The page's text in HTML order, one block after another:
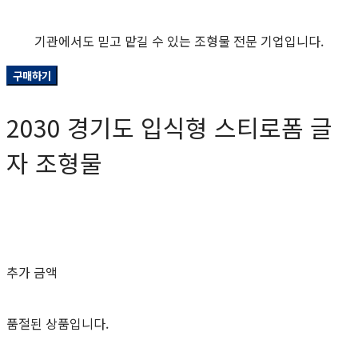
기관에서도 믿고 맡길 수 있는 조형물 전문 기업입니다.
구매하기
2030 경기도 입식형 스티로폼 글
자 조형물
추가 금액
품절된 상품입니다.